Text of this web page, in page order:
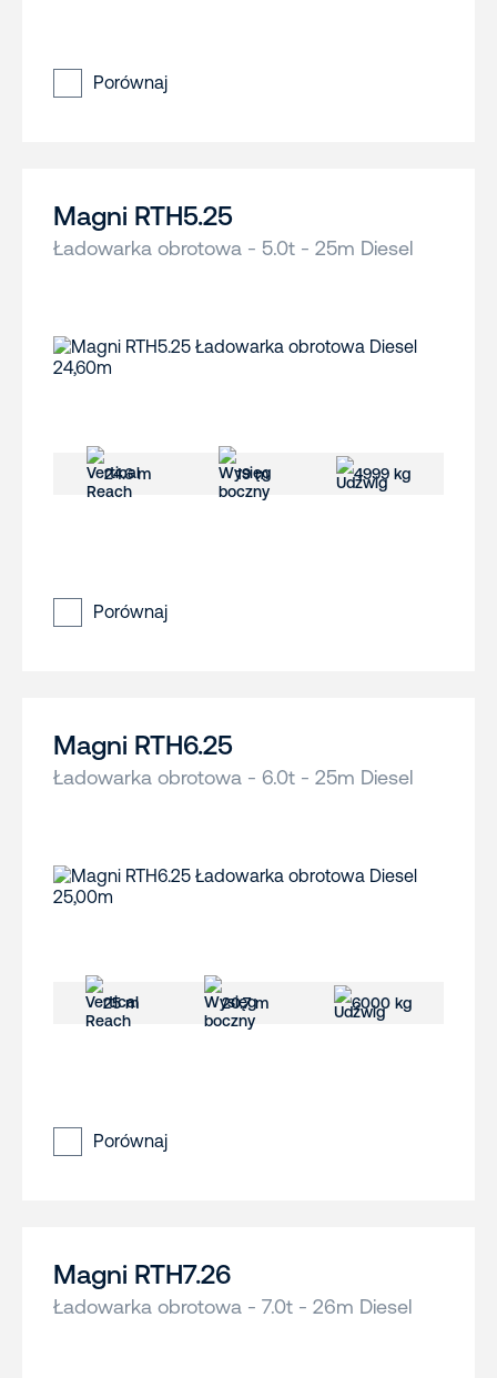
Porównaj
Magni RTH5.25
Ładowarka obrotowa - 5.0t - 25m Diesel
24.6 m 19 m 4999 kg
Porównaj
Magni RTH6.25
Ładowarka obrotowa - 6.0t - 25m Diesel
25 m 20.7 m 6000 kg
Porównaj
Magni RTH7.26
Ładowarka obrotowa - 7.0t - 26m Diesel